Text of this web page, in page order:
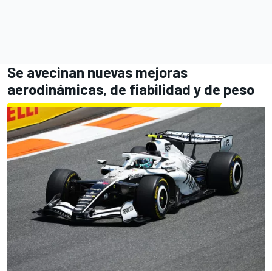
Se avecinan nuevas mejoras
aerodinámicas, de fiabilidad y de peso